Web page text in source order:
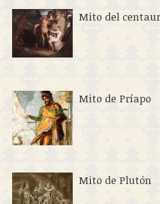
Mito del
Mito de Príapo
Mito de Plutón